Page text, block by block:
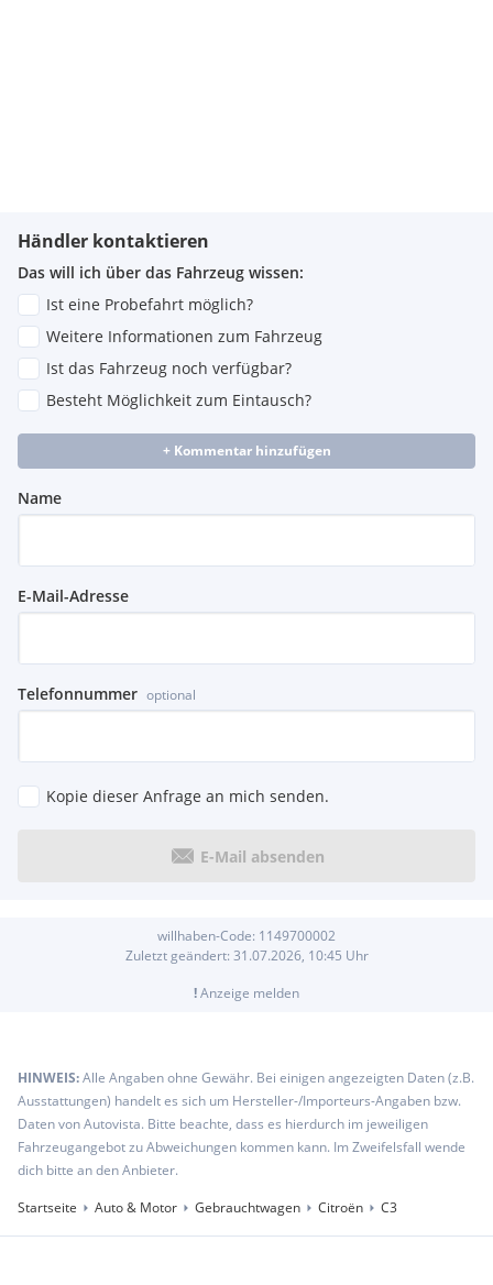
Händler kontaktieren
Das will ich über das Fahrzeug wissen:
Ist eine Probefahrt möglich?
Weitere Informationen zum Fahrzeug
Ist das Fahrzeug noch verfügbar?
Besteht Möglichkeit zum Eintausch?
+ Kommentar hinzufügen
Name
E-Mail-Adresse
Telefonnummer optional
Kopie dieser Anfrage an mich senden.
E-Mail absenden
willhaben-Code: 1149700002
Zuletzt geändert: 31.07.2026, 10:45 Uhr
!Anzeige melden
HINWEIS:Alle Angaben ohne Gewähr. Bei einigen angezeigten Daten (z.B.
Ausstattungen) handelt es sich um Hersteller-/Importeurs-Angaben bzw.
Daten von Autovista. Bitte beachte, dass es hierdurch im jeweiligen
Fahrzeugangebot zu Abweichungen kommen kann. Im Zweifelsfall wende
dich bitte an den Anbieter.
Startseite
Auto & Motor Gebrauchtwagen Citroën C3